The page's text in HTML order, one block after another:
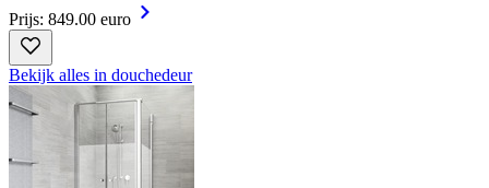
Prijs: 849.00 euro
Bekijk alles in douchedeur